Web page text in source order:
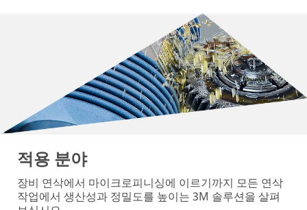
적용 분야
장비 연삭에서 마이크로피니싱에 이르기까지 모든 연삭
작업에서 생산성과 정밀도를 높이는 3M 솔루션을 살펴